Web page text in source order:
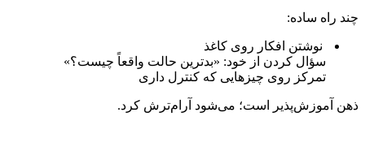
چند راه ساده:
نوشتن افکار روی کاغذ
سؤال کردن از خود: «بدترین حالت واقعاً چیست؟»
تمرکز روی چیزهایی که کنترل داری
ذهن آموزش‌پذیر است؛ می‌شود آرام‌ترش کرد.